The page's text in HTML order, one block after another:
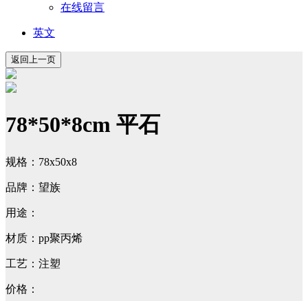
在线留言
英文
78*50*8cm 平石
规格：78x50x8
品牌：望族
用途：
材质：pp聚丙烯
工艺：注塑
价格：